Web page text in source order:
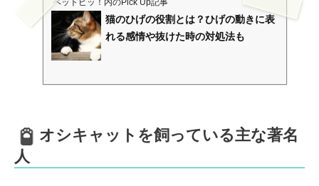
ペットピッ！ 内のPick Up記事
猫のひげの役割とは？ひげの動きに表
れる感情や抜けた時の対処法も
オシキャットを飼っている主な著名
人